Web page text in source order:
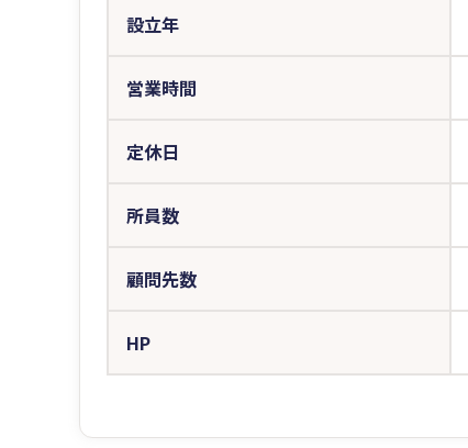
設立年
営業時間
定休日
所員数
顧問先数
HP